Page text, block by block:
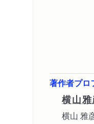
著作者プロ
横山雅
横山 雅